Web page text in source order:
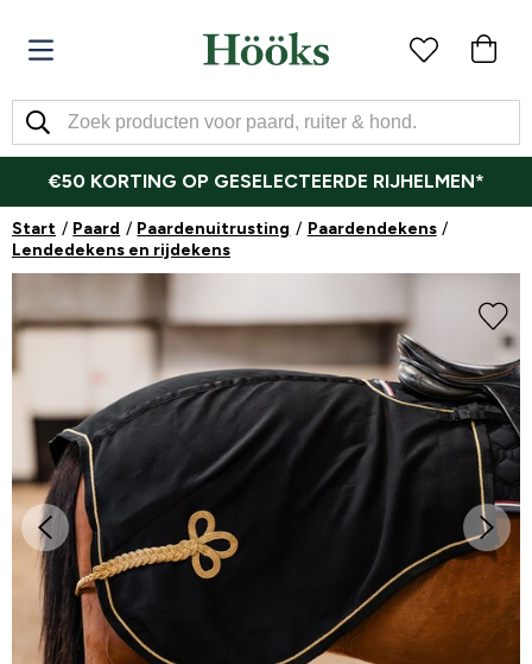
€50 KORTING OP GESELECTEERDE RIJHELMEN*
Start Paard Paardenuitrusting
Paardendekens
Lendedekens en rijdekens